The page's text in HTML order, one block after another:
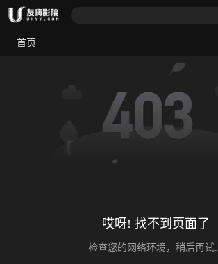
首页
哎呀! 找不到页面了
检查您的网络环境，稍后再试...